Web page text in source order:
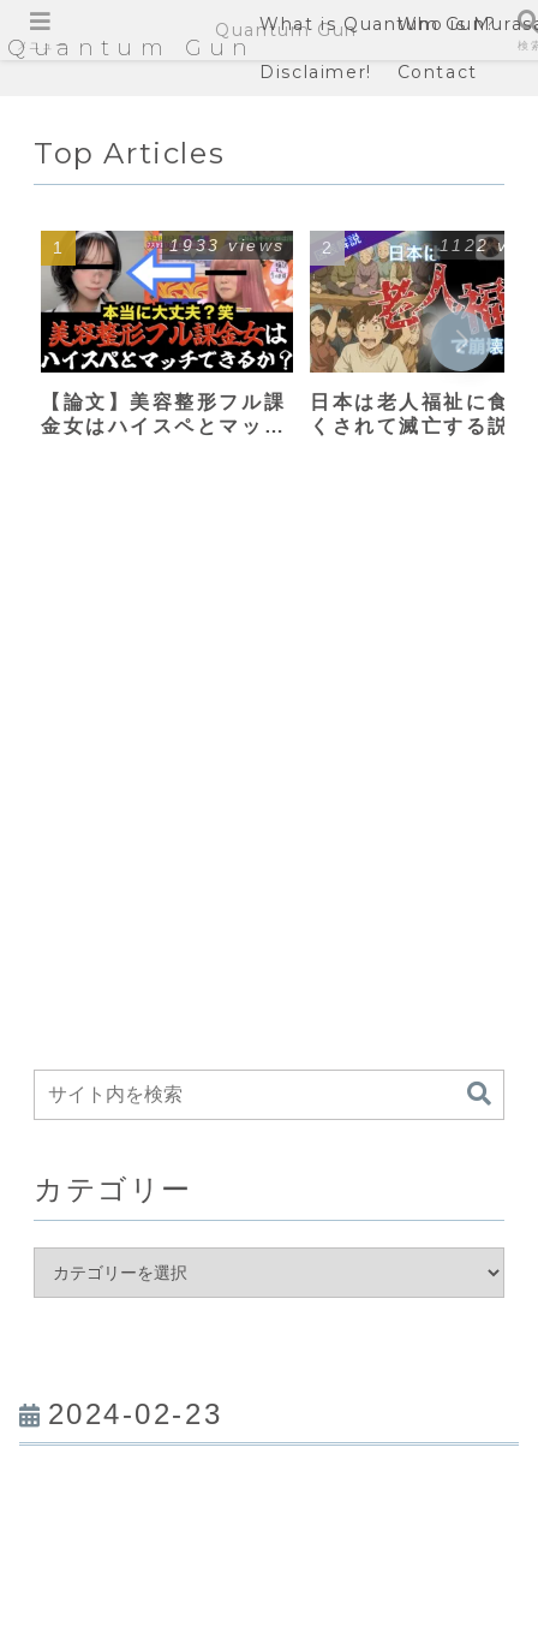
Quantum Gun
What is Quantum Gun?
Who is
Disclaimer! Contact
Top Articles
【論文】美容整形フル課
金女はハイスペとマッチ
1933 views
日本は老人福祉に食い
くされて滅亡する説
1122
カテゴリー
2024-02-23
メニュー
Quantum Gun
検